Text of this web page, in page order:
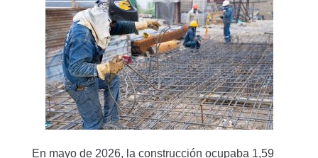
En mayo de 2026, la construcción ocupaba 1,59